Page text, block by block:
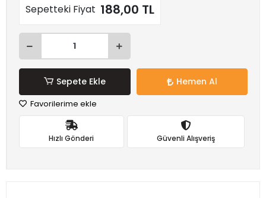
Sepetteki Fiyat 188,00 TL
Sepete Ekle Hemen Al
Favorilerime ekle
Hızlı Gönderi Güvenli Alışveriş